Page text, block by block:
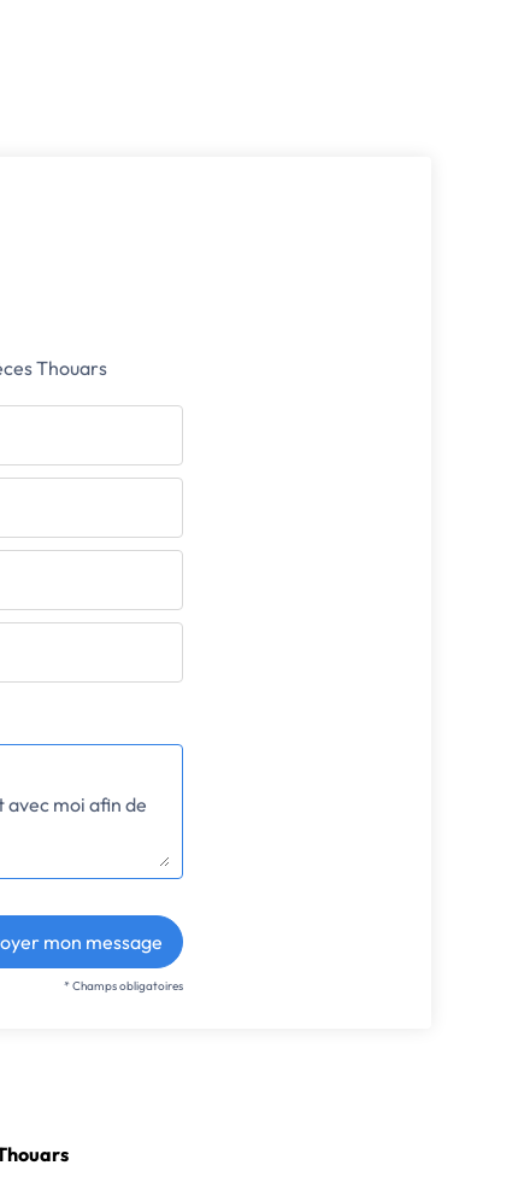
Thouars
mon message
* Champs obligatoires